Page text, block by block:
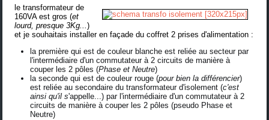
le transformateur de
160VA est gros (et
lourd, presque 3Kg...)
et je souhaitais installer en façade du coffret 2 prises d'alimentation :
la première qui est de couleur blanche est reliée au secteur par
l'intermédiaire d'un commutateur à 2 circuits de manière à
couper les 2 pôles (Phase et Neutre)
la seconde qui est de couleur rouge (pour bien la différencier)
est reliée au secondaire du transformateur d'isolement (c'est
ainsi qu'il s'appelle...) par l'intermédiaire d'un commutateur à 2
circuits de manière à couper les 2 pôles (pseudo Phase et
Neutre)